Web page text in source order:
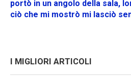
portò in un angolo della sala,
ciò che mi mostrò mi lasciò
I MIGLIORI ARTICOLI